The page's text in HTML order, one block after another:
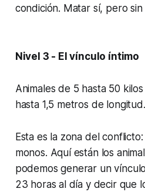
condición. Matar sí, pero sin
Nivel 3 - El vínculo íntimo
Animales de 5 hasta 50
hasta 1,5 metros de longitud.
Esta es la zona del
monos. Aquí están los
podemos generar un
23 horas al día y decir que